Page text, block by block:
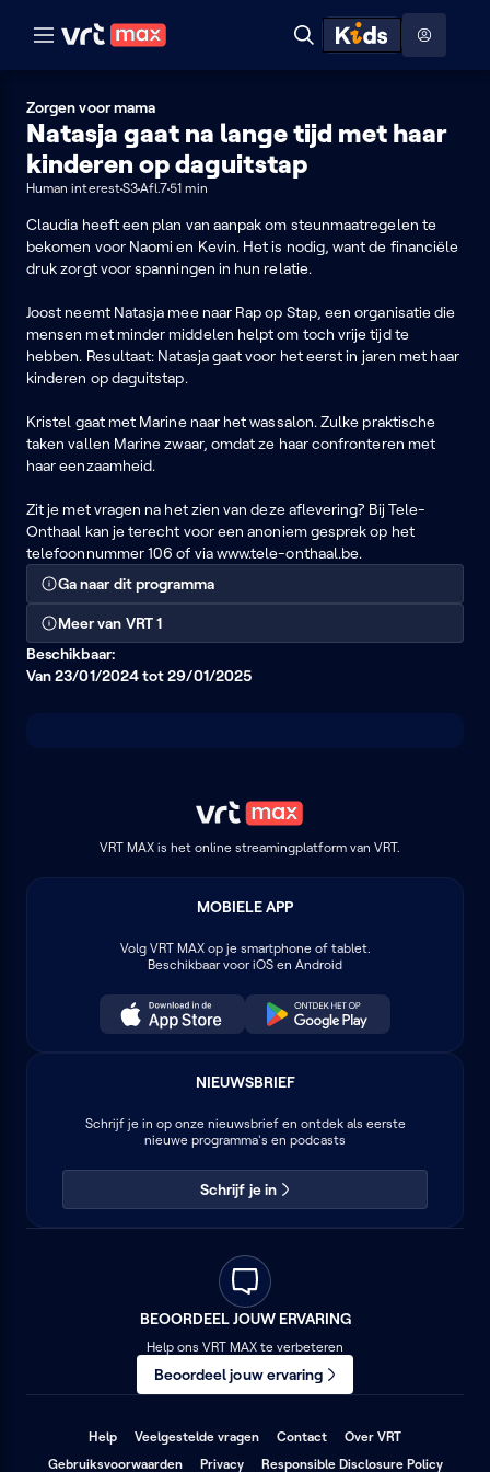
Naar hoofdinhoud Naar audiodescriptie Naar help
Zoeken
ontdekken
Zorgen voor mama
Natasja gaat na lange tijd met haar
kinderen op daguitstap
Human interestS3Afl.7 51 min
Claudia heeft een plan van aanpak om steunmaatregelen te
bekomen voor Naomi en Kevin. Het is nodig, want de financiële
druk zorgt voor spanningen in hun relatie.
Joost neemt Natasja mee naar Rap op Stap, een organisatie die
mensen met minder middelen helpt om toch vrije tijd te
hebben. Resultaat: Natasja gaat voor het eerst in jaren met haar
kinderen op daguitstap.
Kristel gaat met Marine naar het wassalon. Zulke praktische
taken vallen Marine zwaar, omdat ze haar confronteren met
haar eenzaamheid.
Zit je met vragen na het zien van deze aflevering? Bij Tele-
Onthaal kan je terecht voor een anoniem gesprek op het
telefoonnummer 106 of via www.tele-onthaal.be.
Ga naar dit programma
Meer van VRT 1
Beschikbaar:
Van 23/01/2024 tot 29/01/2025
VRT MAX is het online streamingplatform van VRT.
MOBIELE APP
Volg VRT MAXop je smartphone of tablet.
Beschikbaar voor iOS en Android
NIEUWSBRIEF
Schrijf je in op onze nieuwsbrief en ontdek als eerste
nieuwe programma's en podcasts
Schrijf je in
BEOORDEEL JOUW ERVARING
Help ons VRT MAX te verbeteren
Beoordeel jouw ervaring
Help Veelgestelde vragen (opent
een
Contact (opent
een
Over VRT
een
Gebruiksvoorwaarden (opent
Privacy(opentResponsible Disclosure Policy(opent